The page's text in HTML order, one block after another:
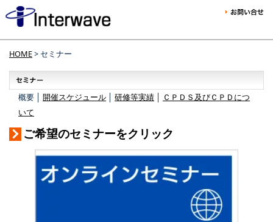
HOME> セミナー
概要 │ 開催スケジュール 研修等実績
ＣＰＤＳ及びＣＰＤにつ
いて
ご希望のセミナーをクリック